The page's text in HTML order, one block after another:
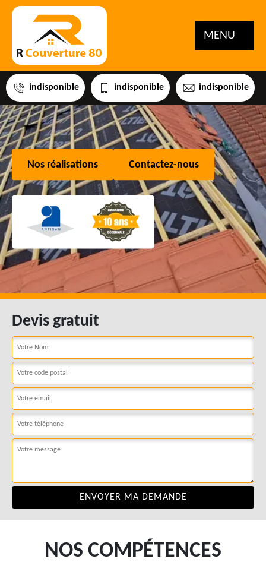
MENU
indisponible indisponible indisponible
Nos réalisations Contactez-nous
Devis gratuit
NOS COMPÉTENCES